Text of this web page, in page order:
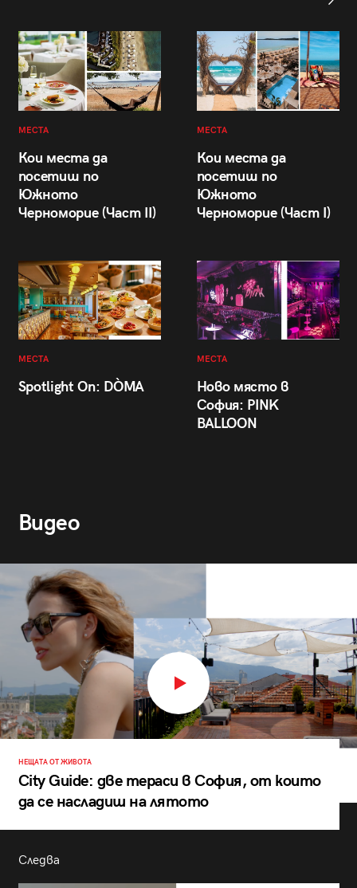
МЕСТА
Кои места да
посетиш по
Южното
Черноморие (Част II)
МЕСТА
Кои места да
посетиш по
Южното
Черноморие (Част I)
МЕСТА
Spotlight On: DÒMA
МЕСТА
Ново място в
София: PINK
BALLOON
Видео
НЕЩАТА ОТ ЖИВОТА
City Guide: две тераси в София, от които
да се насладиш на лятото
Следва